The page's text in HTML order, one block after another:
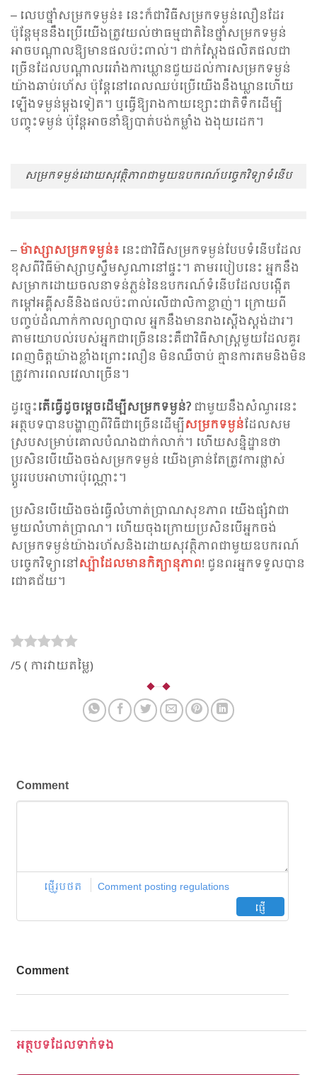
– លេបថ្នាំសម្រកទម្ងន់៖ នេះក៏ជាវិធីសម្រកទម្ងន់លឿនដែរ
ប៉ុន្តែមុននឹងប្រើយើងត្រូវយល់ថាធម្មជាតិនៃថ្នាំសម្រកទម្ងន់
អាចបណ្តាលឱ្យមានផលប៉ះពាល់។ ជាក់ស្តែងផលិតផលជា
ច្រើនដែលបណ្តាលរេរាំងការឃ្លានជួយដល់ការសម្រកទម្ងន់
យ៉ាងឆាប់រហ័ស ប៉ុន្តែនៅពេលឈប់ប្រើយើងនឹងឃ្លានហើយ
ឡើងទម្ងន់ម្តងទៀត។ ឬធ្វើឱ្យរាងកាយខ្សោះជាតិទឹកដើម្បី
បញ្ចុះទម្ងន់ ប៉ុន្តែអាចនាំឱ្យបាត់បង់កម្លាំង ងងុយដេក។
សម្រកទម្ងន់ដោយសុវត្ថិភាពជាមួយឧបករណ៍បច្ចេកវិទ្យាទំនើប
–ម៉ាស្សាសម្រកទម្ងន់៖ នេះជាវិធីសម្រកទម្ងន់បែបទំនើបដែល
ខុសពីវិធីម៉ាស្សាឫស្ទឹមសូណានៅផ្ទះ។ តាមរបៀបនេះ អ្នកនឹង
សម្រាកដោយចលនាទន់ភ្លន់នៃឧបករណ៍ទំនើបដែលបង្កើត
កម្ដៅអគ្គីសនីនិងផលប៉ះពាល់លើជាលិកាខ្លាញ់។ ក្រោយពី
បញ្ចប់ដំណាក់កាលព្យាបាល អ្នកនឹងមានរាងស្ដើងស្តង់ដារ។
តាមយោបល់របស់អ្នកជាច្រើននេះគឺជាវិធីសាស្រ្តមួយដែលគួរ
ពេញចិត្តយ៉ាងខ្លាំងព្រោះលឿន មិនឈឺចាប់ គ្មានការតមនិងមិន​
ត្រូវ​ការពេលវេលាច្រើន។
ដូច្នេះតើធ្វើដូចម្តេចដើម្បីសម្រកទម្ងន់?ជាមួយនឹងសំណួរនេះ
អត្ថបទបានបង្ហាញពីវិធីជាច្រើនដើម្បីសម្រកទម្ងន់ដែលសម
ស្របសម្រាប់គោលបំណងជាក់លាក់។ ហើយសន្និដ្ឋានថា
ប្រសិនបើយើងចង់សម្រកទម្ងន់ យើងគ្រាន់តែត្រូវការផ្លាស់
ប្តូររបបអាហារប៉ុណ្ណោះ។
ប្រសិនបើយើងចង់ធ្វើលំហាត់ប្រាណសុខភាព យើងផ្សំវាជា
មួយលំហាត់ប្រាណ។ ហើយចុងក្រោយប្រសិនបើអ្នកចង់
សម្រកទម្ងន់យ៉ាងរហ័សនិងដោយសុវត្ថិភាពជាមួយឧបករណ៍
បច្ចេកវិទ្យានៅស្ប៉ាដែលមានកិត្យានុភាព! ជូនពរ​អ្នក​ទទួល​បាន​
ជោគ​ជ័យ។
/5 ( ការ​វាយ​តម្លៃ)
Comment
ផ្ញើរូបថត
Comment posting regulations
ផ្ញើ
Comment
អត្ថបទ​ដែល​ទាក់ទង